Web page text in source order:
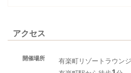
アクセス
開催場所
有楽町リゾートラウンジ